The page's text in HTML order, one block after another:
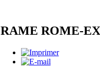
RAME ROME-